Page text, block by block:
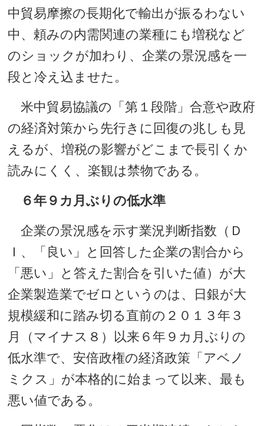
中貿易摩擦の長期化で輸出が振るわない
中、頼みの内需関連の業種にも増税など
のショックが加わり、企業の景況感を一
段と冷え込ませた。
米中貿易協議の「第１段階」合意や政府
の経済対策から先行きに回復の兆しも見
えるが、増税の影響がどこまで長引くか
読みにくく、楽観は禁物である。
６年９カ月ぶりの低水準
企業の景況感を示す業況判断指数（Ｄ
Ｉ、「良い」と回答した企業の割合から
「悪い」と答えた割合を引いた値）が大
企業製造業でゼロというのは、日銀が大
規模緩和に踏み切る直前の２０１３年３
月（マイナス８）以来６年９カ月ぶりの
低水準で、安倍政権の経済政策「アベノ
ミクス」が本格的に始まって以来、最も
悪い値である。